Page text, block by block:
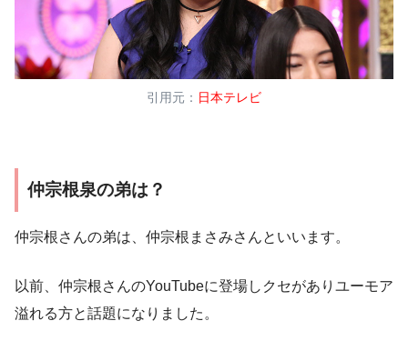
引用元： 日本テレビ
仲宗根泉の弟は？
仲宗根さんの弟は、仲宗根まさみさんといいます。
以前、仲宗根さんのYouTubeに登場しクセがありユーモア
溢れる方と話題になりました。